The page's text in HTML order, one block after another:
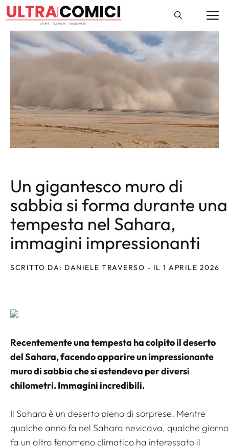
Vai
al
contenuto
Un gigantesco muro di
sabbia si forma durante una
tempesta nel Sahara,
immagini impressionanti
SCRITTO DA: DANIELE TRAVERSO - IL 1 APRILE 2026
Recentemente una tempesta ha colpito il deserto
del Sahara, facendo apparire un impressionante
muro di sabbia che si estendeva per diversi
chilometri. Immagini incredibili.
Il Sahara è un deserto pieno di sorprese. Mentre
qualche anno fa nel Sahara nevicava, qualche giorno
fa un altro fenomeno climatico ha interessato il